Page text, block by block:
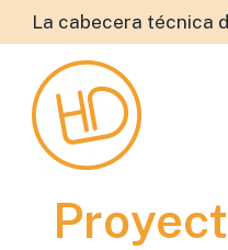
La cabecera técnica